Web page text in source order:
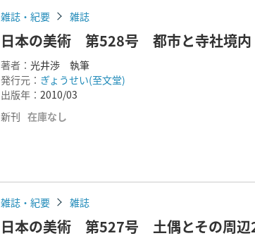
雑誌・紀要 雑誌
日本の美術 第528号 都市と寺社境
著者： 光井渉 執筆
発行元： ぎょうせい(至文堂)
出版年： 2010/03
新刊 在庫なし
雑誌・紀要 雑誌
日本の美術 第527号 土偶とその周